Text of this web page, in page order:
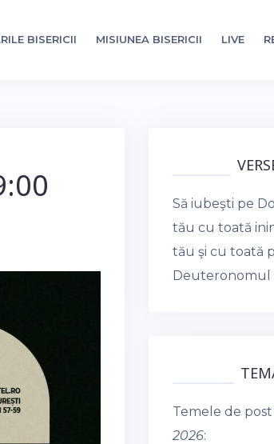
BISERICII MISIUNEA BISERICII LIVE
Să iubeşti pe
tău cu toată
tău şi cu toată
Deuteronomul
Temele de
2026: